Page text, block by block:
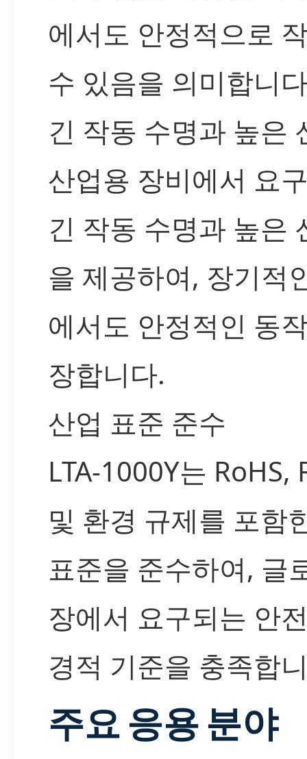
에서도 안정적으로
수 있음을 의미합니
긴 작동 수명과 높은
산업용 장비에서 요
긴 작동 수명과 높은
을 제공하여, 장기적
에서도 안정적인 동
장합니다.
산업 표준 준수
LTA-1000Y는 RoHS,
및 환경 규제를 포함
표준을 준수하여, 글
장에서 요구되는 안
경적 기준을 충족합
주요 응용 분야